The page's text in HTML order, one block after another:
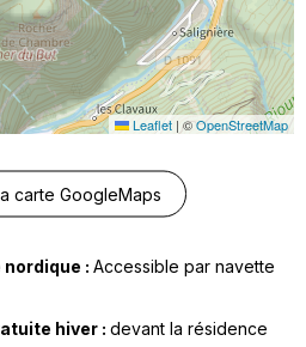
Leaflet |©OpenStreetMap
carte GoogleMaps
: Accessible par navette
hiver : devant la résidence